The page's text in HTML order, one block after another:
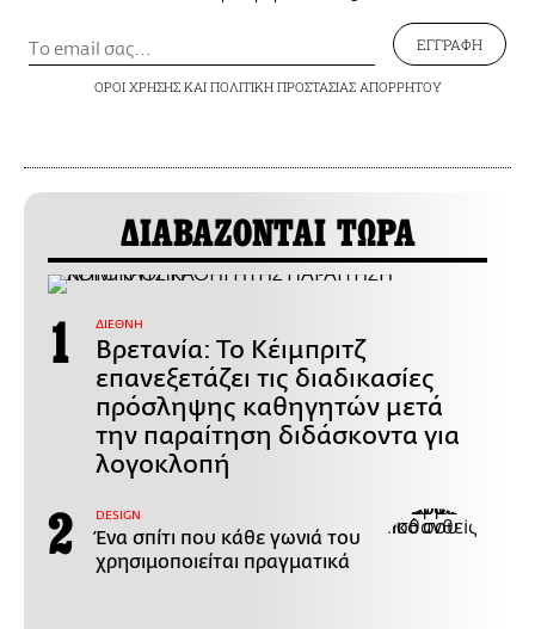
ΕΓΓΡΑΦΗ
ΟΡΟΙ ΧΡΗΣΗΣΚΑΙ ΠΟΛΙΤΙΚΗ ΠΡΟΣΤΑΣΙΑΣ ΑΠΟΡΡΗΤΟΥ
ΔΙΑΒΑΖΟΝΤΑΙ ΤΩΡΑ
ΔΙΕΘΝΗ
Βρετανία: Το Κέιμπριτζ
επανεξετάζει τις διαδικασίες
πρόσληψης καθηγητών μετά
την παραίτηση διδάσκοντα για
λογοκλοπή
DESIGN
Ένα σπίτι που κάθε γωνιά του
χρησιμοποιείται πραγματικά